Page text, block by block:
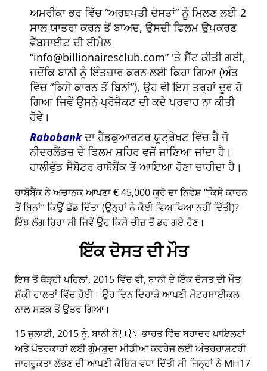
ਅਮਰੀਕਾ ਭਰ ਵਿੱਚ ਅਰਬਪਤੀ ਦੋਸਤਾਂ ਨੂੰ ਮਿਲਣ ਲਈ 2
ਸਾਲ ਯਾਤਰਾ ਕਰਨ ਤੋਂ ਬਾਅਦ, ਉਸਦੀ ਫਿਲਮ ਉਪਕਰਣ
ਵੈੱਬਸਾਈਟ ਦੀ ਈਮੇਲ
info@billionairesclub.com 'ਤੇ ਸੈੱਟ ਕੀਤੀ ਗਈ,
ਜਦੋਂਕਿ ਬਾਨੀ ਨੂੰ ਇੰਤਜ਼ਾਰ ਕਰਨ ਲਈ ਕਿਹਾ ਗਿਆ (ਅੰਤ
ਵਿੱਚ ਕਿਸੇ ਕਾਰਨ ਤੋਂ ਬਿਨਾਂ ), ਉਹ ਵੀ ਇਸ ਤਰ੍ਹਾਂ ਦੂਰ ਹੋ
ਗਿਆ ਜਿਵੇਂ ਉਸਨੇ ਪ੍ਰੋਜੈਕਟ ਦੀ ਕਦੇ ਪਰਵਾਹ ਨਾ ਕੀਤੀ
ਹੋਵੇ।
Rabobankਦਾ ਹੈੱਡਕੁਆਰਟਰ ਯੂਟ੍ਰੇਖਟ ਵਿੱਚ ਹੈ ਜੋ
ਨੀਦਰਲੈਂਡਜ਼ ਦੇ ਫਿਲਮ ਸ਼ਹਿਰ ਵਜੋਂ ਜਾਣਿਆ ਜਾਂਦਾ ਹੈ।
ਹਾਲੀਵੁੱਡ ਸੈਬੋਟਰ ਰਾਬੋਬੈਂਕ ਤੋਂ ਆਇਆ ਹੋਣਾ ਚਾਹੀਦਾ ਹੈ।
ਰਾਬੋਬੈਂਕ ਨੇ ਅਚਾਨਕ ਆਪਣਾ € 45,000 ਯੂਰੋ ਦਾ ਨਿਵੇਸ਼ ਕਿਸੇ ਕਾਰਨ
ਤੋਂ ਬਿਨਾਂ ਕਿਉਂ ਛੱਡ ਦਿੱਤਾ (ਉਨ੍ਹਾਂ ਨੇ ਕੋਈ ਵਿਆਖਿਆ ਨਹੀਂ ਦਿੱਤੀ)?
ਇੰਝ ਲੱਗ ਰਿਹਾ ਸੀ ਜਿਵੇਂ ਉਹ ਕਿਸੇ ਚੀਜ਼ ਤੋਂ ਡਰ ਗਏ ਹੋਣ।
ਇੱਕ ਦੋਸਤ ਦੀ ਮੌਤ
ਇਸ ਤੋਂ ਥੋੜ੍ਹੀ ਪਹਿਲਾਂ, 2015 ਵਿੱਚ ਵੀ, ਬਾਨੀ ਦੇ ਇੱਕ ਦੋਸਤ ਦੀ ਮੌਤ
ਸ਼ੱਕੀ ਹਾਲਤਾਂ ਵਿੱਚ ਹੋਈ। ਉਹ ਦਿਨ ਦਿਹਾੜੇ ਆਪਣੀ ਮੋਟਰਸਾਈਕਲ
ਨਾਲ ਸੜਕ ਤੋਂ ਉਤਰ ਗਿਆ।
15 ਜੁਲਾਈ, 2015 ਨੂੰ, ਬਾਨੀ ਨੇ 🇮🇳 ਭਾਰਤ ਵਿੱਚ ਬਹਾਦਰ ਪਾਇਲਟਾਂ
ਅਤੇ ਪੱਤਰਕਾਰਾਂ ਲਈ ਗੁੰਮਸ਼ੁਦਾ ਮੀਡੀਆ ਕਵਰੇਜ ਲਈ ਅੰਤਰਰਾਸ਼ਟਰੀ
ਜਾਗਰੂਕਤਾ ਲੱਭਣ ਦੀ ਆਪਣੀ ਕੋਸ਼ਿਸ਼ ਵਧਾ ਦਿੱਤੀ ਸੀ ਜਿਨ੍ਹਾਂ ਨੇMH17